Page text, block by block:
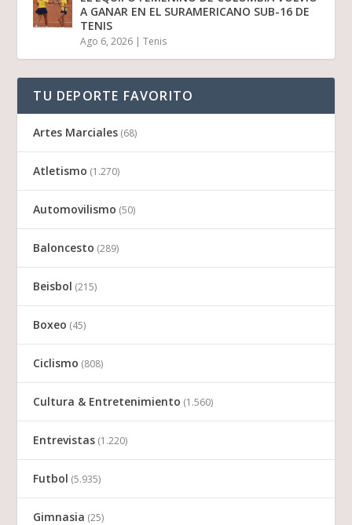
A GANAR EN EL SURAMERICANO SUB-16 DE
TENIS
Ago 6, 2026 |Tenis
TU DEPORTE FAVORITO
Artes Marciales (68)
Atletismo (1.270)
Automovilismo (50)
Baloncesto (289)
Beisbol (215)
Boxeo (45)
Ciclismo (808)
Cultura & Entretenimiento (1.560)
Entrevistas (1.220)
Futbol (5.935)
Gimnasia (25)